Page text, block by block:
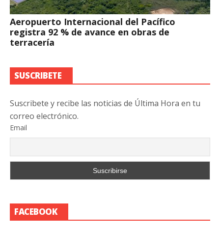
Aeropuerto Internacional del Pacífico
registra 92 % de avance en obras de
terracería
SUSCRIBETE
Suscribete y recibe las noticias de Última Hora en tu
correo electrónico.
Email
FACEBOOK